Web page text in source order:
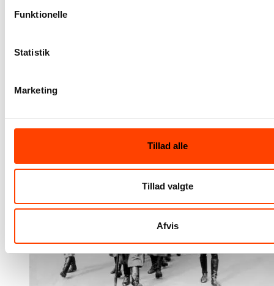
Funktionelle
Statistik
Marketing
Tillad alle
Tillad valgte
Afvis
hertugdømme Holsten koblet fra den danske
Forbund afviste derimod enhver deling af Slesvig-